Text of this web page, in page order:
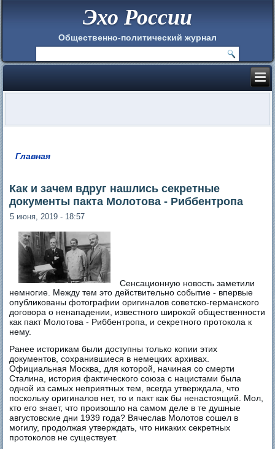
Эхо России
Общественно-политический журнал
Главная
Как и зачем вдруг нашлись секретные
документы пакта Молотова - Риббентропа
5 июня, 2019 - 18:57
Сенсационную новость заметили
немногие. Между тем это действительно событие - впервые
опубликованы фотографии оригиналов советско-германского
договора о ненападении, известного широкой общественности
как пакт Молотова - Риббентропа, и секретного протокола к
нему.
Ранее историкам были доступны только копии этих
документов, сохранившиеся в немецких архивах.
Официальная Москва, для которой, начиная со смерти
Сталина, история фактического союза с нацистами была
одной из самых неприятных тем, всегда утверждала, что
поскольку оригиналов нет, то и пакт как бы ненастоящий. Мол,
кто его знает, что произошло на самом деле в те душные
августовские дни 1939 года? Вячеслав Молотов сошел в
могилу, продолжая утверждать, что никаких секретных
протоколов не существует.